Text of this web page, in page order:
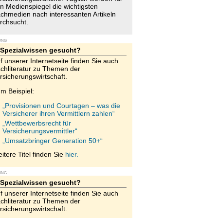
Medienspiegel die wichtigsten
nach interessanten Artikeln
Spezialwissen gesucht?
unserer Internetseite finden Sie auch
zu Themen der
Beispiel:
„Provisionen und Courtagen – was die
Versicherer ihren Vermittlern zahlen“
„Wettbewerbsrecht für
Versicherungsvermittler“
„Umsatzbringer Generation 50+“
Titel finden Sie hier.
Spezialwissen gesucht?
unserer Internetseite finden Sie auch
zu Themen der